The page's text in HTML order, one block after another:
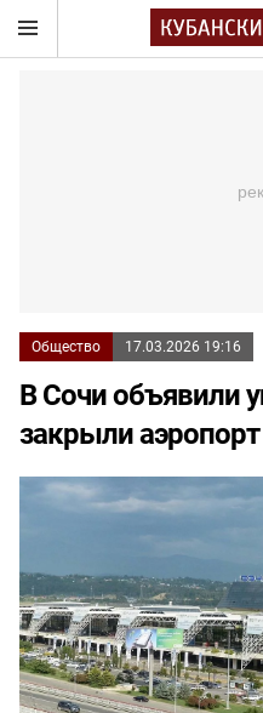
Общество 17.03.2026 19:16
В Сочи объявили
закрыли аэропорт